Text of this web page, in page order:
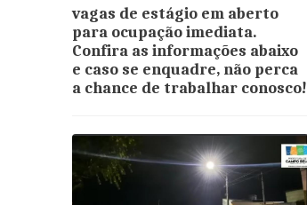
vagas de estágio em aberto
para ocupação imediata.
Confira as informações abaixo
e caso se enquadre, não perca
a chance de trabalhar conosco!